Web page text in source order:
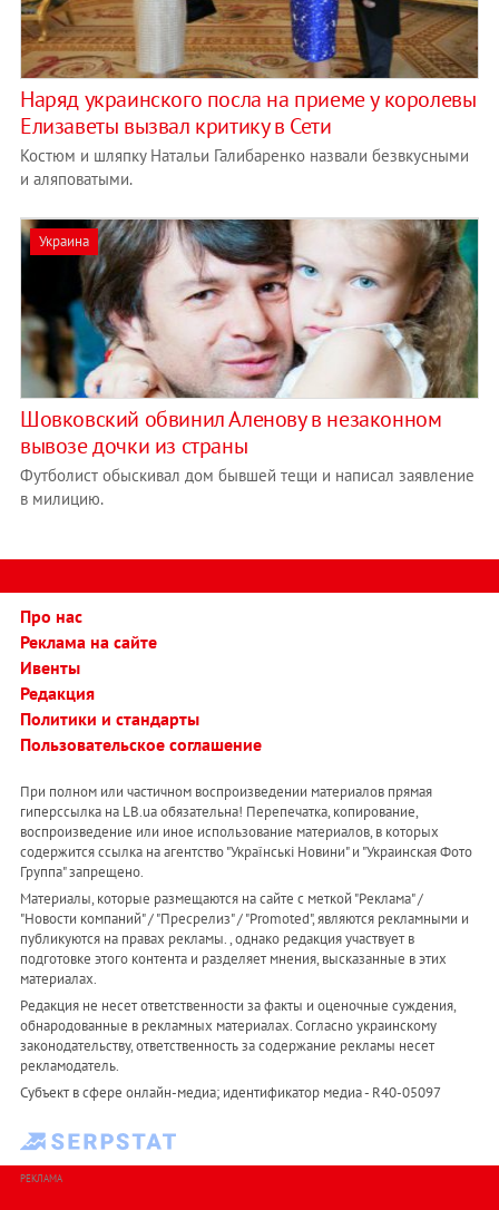
Наряд украинского посла на приеме у королевы
Елизаветы вызвал критику в Сети
Костюм и шляпку Натальи Галибаренко назвали безвкусными
и аляповатыми.
Украина
Шовковский обвинил Аленову в незаконном
вывозе дочки из страны
Футболист обыскивал дом бывшей тещи и написал заявление
в милицию.
Про нас
Реклама на сайте
Ивенты
Редакция
Политики и стандарты
Пользовательское соглашение
При полном или частичном воспроизведении материалов прямая
гиперссылка на LB.ua обязательна! Перепечатка, копирование,
воспроизведение или иное использование материалов, в которых
содержится ссылка на агентство "Українськi Новини" и "Украинская Фото
Группа" запрещено.
Материалы, которые размещаются на сайте с меткой "Реклама" /
"Новости компаний" / "Пресрелиз" / "Promoted", являются рекламными и
публикуются на правах рекламы. , однако редакция участвует в
подготовке этого контента и разделяет мнения, высказанные в этих
материалах.
Редакция не несет ответственности за факты и оценочные суждения,
обнародованные в рекламных материалах. Согласно украинскому
законодательству, ответственность за содержание рекламы несет
рекламодатель.
Субъект в сфере онлайн-медиа; идентификатор медиа - R40-05097
РЕКЛАМА